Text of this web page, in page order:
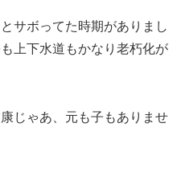
サボってた時期がありまし
上下水道もかなり老朽化が
じゃあ、元も子もありませ